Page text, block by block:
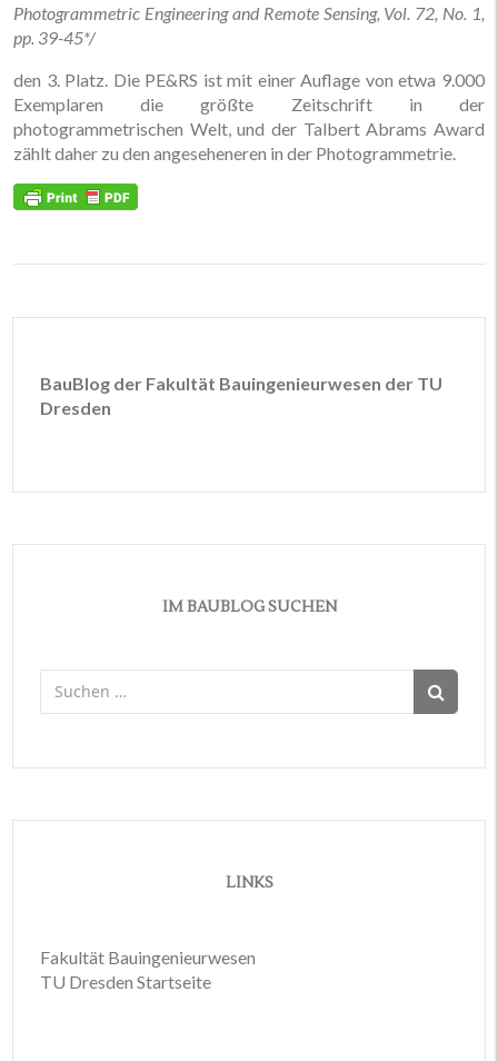
Photogrammetric Engineering and Remote Sensing, Vol. 72, No. 1,
pp. 39-45*/
den 3. Platz. Die PE&RS ist mit einer Auflage von etwa 9.000
Exemplaren die größte Zeitschrift in der
photogrammetrischen Welt, und der Talbert Abrams Award
zählt daher zu den angeseheneren in der Photogrammetrie.
BauBlog der Fakultät Bauingenieurwesen der TU
Dresden
IM BAUBLOG SUCHEN
Suchen
nach:
LINKS
Fakultät Bauingenieurwesen
TU Dresden Startseite